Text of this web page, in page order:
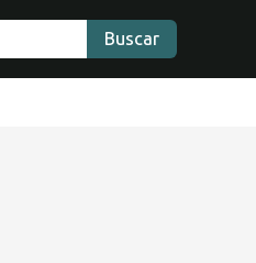
Buscar